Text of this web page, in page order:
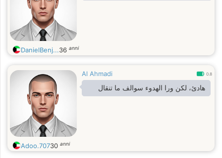
DanielBenj...36 anni
Al Ahmadi 0.8
هادئ، لكن ورا الهدوء سوالف ما تنقال
Adoo.70730 anni